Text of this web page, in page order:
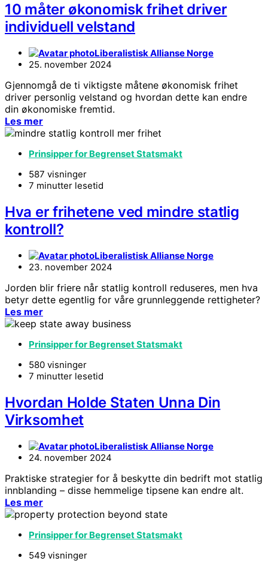
10 måter økonomisk frihet driver
individuell velstand
Liberalistisk Allianse Norge
25. november 2024
Gjennomgå de ti viktigste måtene økonomisk frihet
driver personlig velstand og hvordan dette kan endre
din økonomiske fremtid.
Les mer
Prinsipper for Begrenset Statsmakt
587 visninger
7 minutter lesetid
Hva er frihetene ved mindre statlig
kontroll?
Liberalistisk Allianse Norge
23. november 2024
Jorden blir friere når statlig kontroll reduseres, men hva
betyr dette egentlig for våre grunnleggende rettigheter?
Les mer
Prinsipper for Begrenset Statsmakt
580 visninger
7 minutter lesetid
Hvordan Holde Staten Unna Din
Virksomhet
Liberalistisk Allianse Norge
24. november 2024
Praktiske strategier for å beskytte din bedrift mot statlig
innblanding – disse hemmelige tipsene kan endre alt.
Les mer
Prinsipper for Begrenset Statsmakt
549 visninger